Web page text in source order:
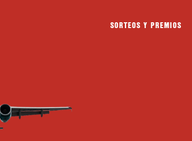
SORTEOS Y PREMIOS